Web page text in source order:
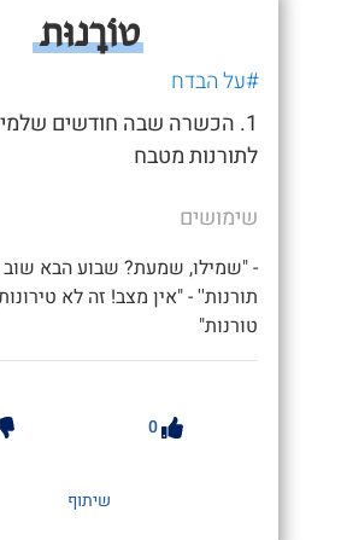
טוֹרָנוּת
#על הבדח
1. הכשרה שבה חודשים
לתורנות מטבח
שימושים
- "שמילו, שמעת? שבוע הבא שוב
תורנות'' - "אין מצב! זה לא
טורנות"
0
שיתוף